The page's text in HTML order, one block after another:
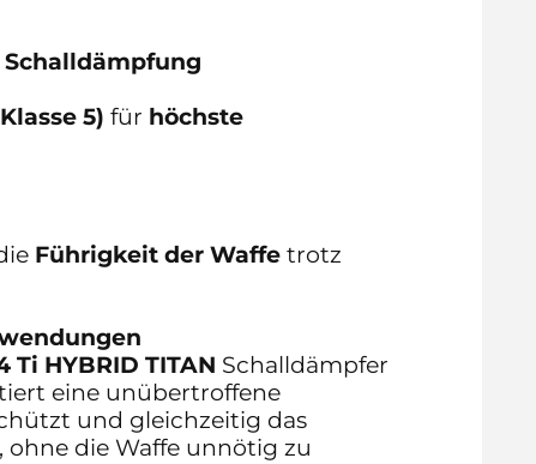
5) für höchste
Führigkeit der Waffetrotz
Ti HYBRID TITAN Schalldämpfer
eine unübertroffene
und gleichzeitig das
, ohne die Waffe unnötig zu